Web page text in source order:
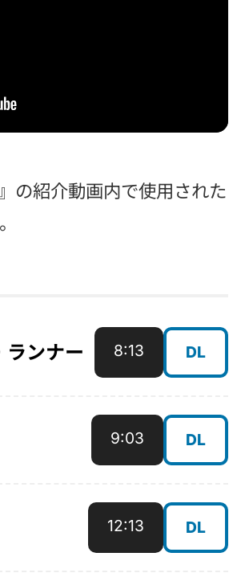
の紹介動画内で使用された
ランナー 8:13 DL
9:03 DL
12:13 DL